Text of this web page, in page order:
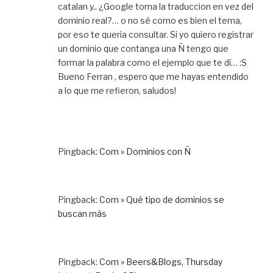
catalan y.. ¿Google toma la traduccion en vez del
dominio real?… o no sé como es bien el tema,
por eso te queria consultar. Si yo quiero registrar
un dominio que contanga una Ñ tengo que
formar la palabra como el ejemplo que te dí… :S
Bueno Ferran , espero que me hayas entendido
a lo que me refieron, saludos!
Pingback: Com » Dominios con Ñ
Pingback: Com » Qué tipo de dominios se
buscan más
Pingback: Com » Beers&Blogs, Thursday